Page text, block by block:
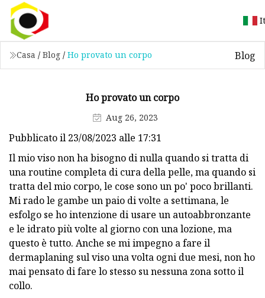
Casa / Blog / Ho provato un corpo Blog
Ho provato un corpo
Aug 26, 2023
Pubblicato il 23/08/2023 alle 17:31
Il mio viso non ha bisogno di nulla quando si tratta di
una routine completa di cura della pelle, ma quando si
tratta del mio corpo, le cose sono un po' poco brillanti.
Mi rado le gambe un paio di volte a settimana, le
esfolgo se ho intenzione di usare un autoabbronzante
e le idrato più volte al giorno con una lozione, ma
questo è tutto. Anche se mi impegno a fare il
dermaplaning sul viso una volta ogni due mesi, non ho
mai pensato di fare lo stesso su nessuna zona sotto il
collo.